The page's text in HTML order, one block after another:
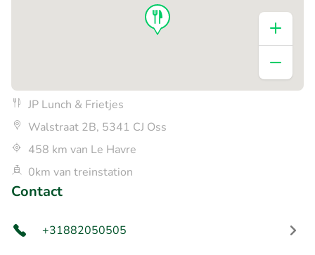
JP Lunch & Frietjes
Walstraat 2B, 5341 CJ Oss
458 km van Le Havre
0km van treinstation
Contact
+31882050505